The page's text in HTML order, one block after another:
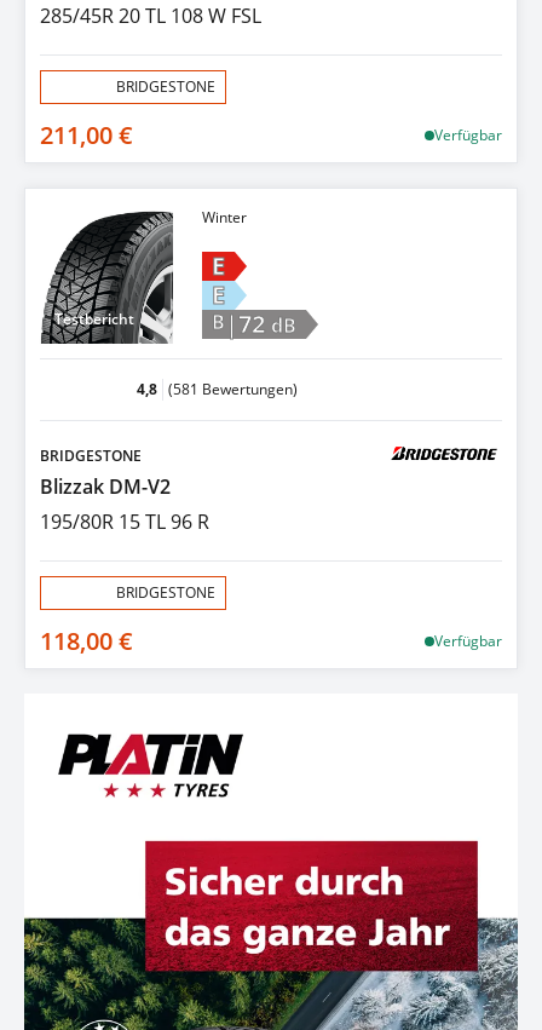
285/45R 20 TL 108 W FSL
BRIDGESTONE
211,00 € Verfügbar
Testbericht
Winter
E
E
B |72 dB
4,8 (581 Bewertungen)
BRIDGESTONE
Blizzak DM-V2
195/80R 15 TL 96 R
BRIDGESTONE
118,00 € Verfügbar